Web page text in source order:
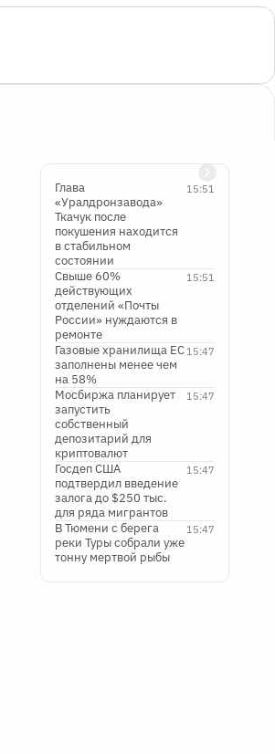
15:51
Глава
«Уралдронзавода»
Ткачук после
покушения находится
в стабильном
состоянии
15:51
Свыше 60%
действующих
отделений «Почты
России» нуждаются в
ремонте
15:47
Газовые хранилища ЕС
заполнены менее чем
на 58%
15:47
Мосбиржа планирует
запустить
собственный
депозитарий для
криптовалют
15:47
Госдеп США
подтвердил введение
залога до $250 тыс.
для ряда мигрантов
15:47
В Тюмени с берега
реки Туры собрали уже
тонну мертвой рыбы